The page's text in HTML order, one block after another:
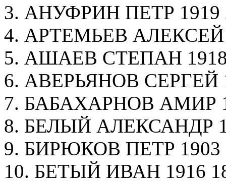
3. АНУФРИН ПЕТР 1919
4. АРТЕМЬЕВ АЛЕКСЕЙ
5. АШАЕВ СТЕПАН 1918
6. АВЕРЬЯНОВ СЕРГЕЙ
7. БАБАХАРНОВ АМИР
8. БЕЛЫЙ АЛЕКСАНДР
9. БИРЮКОВ ПЕТР 1903
10. БЕТЫЙ ИВАН 1916